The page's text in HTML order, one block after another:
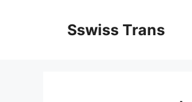
Sswiss Trans